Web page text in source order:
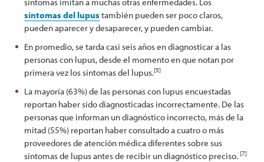
síntomas del lupus también pueden ser poco claros,
pueden aparecer y desaparecer, y pueden cambiar.
En promedio, se tarda casi seis años en diagnosticar a las
personas con lupus, desde el momento en que notan por
primera vez los síntomas del lupus.[5]
La mayoría (63%) de las personas con lupus encuestadas
reportan haber sido diagnosticadas incorrectamente. De las
personas que informan un diagnóstico incorrecto, más de la
mitad (55%) reportan haber consultado a cuatro o más
proveedores de atención médica diferentes sobre sus
síntomas de lupus antes de recibir un diagnóstico preciso. [7]